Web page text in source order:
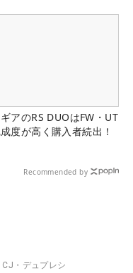
アのRS DUOはFW・UT
度が高く購入者続出！
Recommended by
CJ・デュプレシ